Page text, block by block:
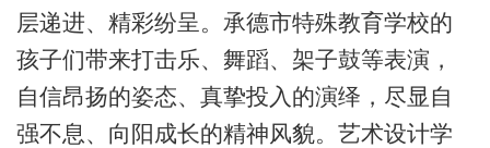
层递进、精彩纷呈。承德市特殊教育学校的
孩子们带来打击乐、舞蹈、架子鼓等表演，
自信昂扬的姿态、真挚投入的演绎，尽显自
强不息、向阳成长的精神风貌。艺术设计学